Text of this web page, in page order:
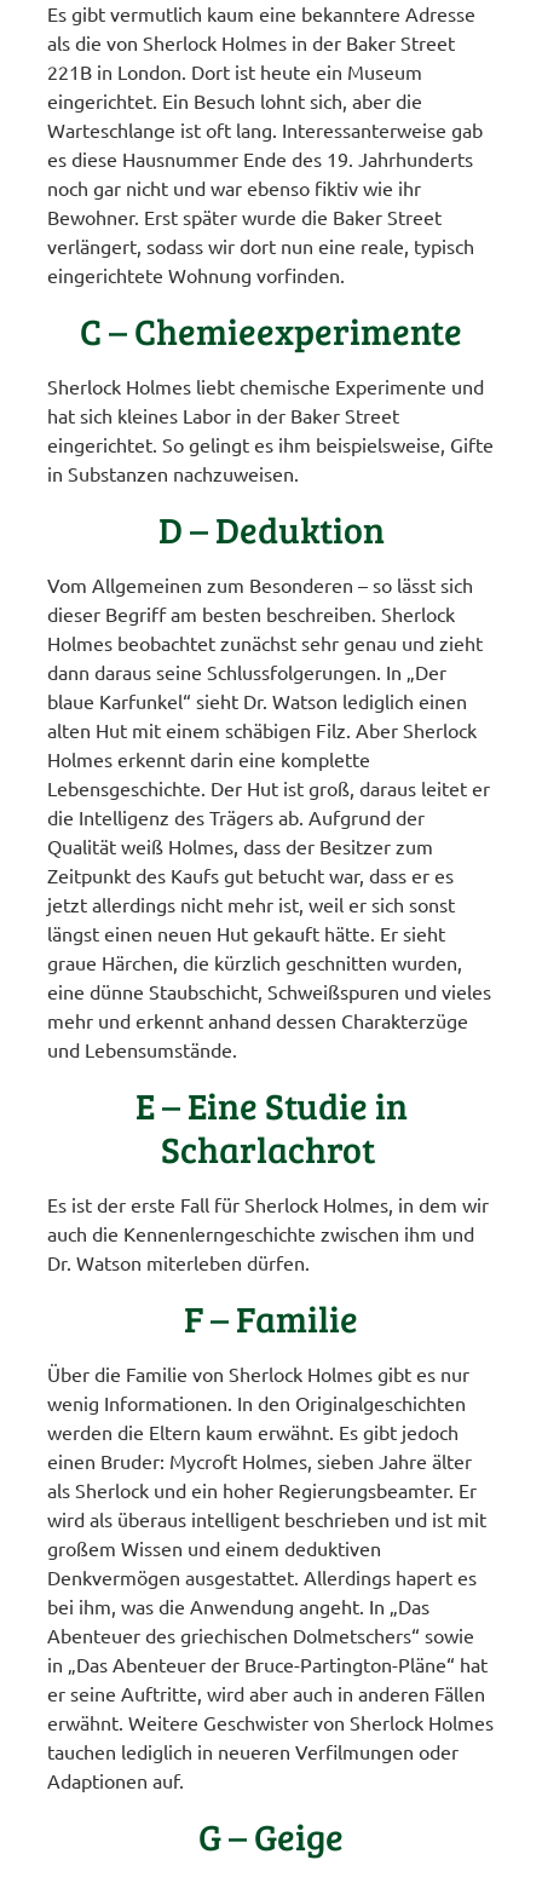
Es gibt vermutlich kaum eine bekanntere Adresse
als die von Sherlock Holmes in der Baker Street
221B in London. Dort ist heute ein Museum
eingerichtet. Ein Besuch lohnt sich, aber die
Warteschlange ist oft lang. Interessanterweise gab
es diese Hausnummer Ende des 19. Jahrhunderts
noch gar nicht und war ebenso fiktiv wie ihr
Bewohner. Erst später wurde die Baker Street
verlängert, sodass wir dort nun eine reale, typisch
eingerichtete Wohnung vorfinden.
C – Chemieexperimente
Sherlock Holmes liebt chemische Experimente und
hat sich kleines Labor in der Baker Street
eingerichtet. So gelingt es ihm beispielsweise, Gifte
in Substanzen nachzuweisen.
D – Deduktion
Vom Allgemeinen zum Besonderen – so lässt sich
dieser Begriff am besten beschreiben. Sherlock
Holmes beobachtet zunächst sehr genau und zieht
dann daraus seine Schlussfolgerungen. In „Der
blaue Karfunkel“ sieht Dr. Watson lediglich einen
alten Hut mit einem schäbigen Filz. Aber Sherlock
Holmes erkennt darin eine komplette
Lebensgeschichte. Der Hut ist groß, daraus leitet er
die Intelligenz des Trägers ab. Aufgrund der
Qualität weiß Holmes, dass der Besitzer zum
Zeitpunkt des Kaufs gut betucht war, dass er es
jetzt allerdings nicht mehr ist, weil er sich sonst
längst einen neuen Hut gekauft hätte. Er sieht
graue Härchen, die kürzlich geschnitten wurden,
eine dünne Staubschicht, Schweißspuren und vieles
mehr und erkennt anhand dessen Charakterzüge
und Lebensumstände.
E – Eine Studie in
Scharlachrot
Es ist der erste Fall für Sherlock Holmes, in dem wir
auch die Kennenlerngeschichte zwischen ihm und
Dr. Watson miterleben dürfen.
F – Familie
Über die Familie von Sherlock Holmes gibt es nur
wenig Informationen. In den Originalgeschichten
werden die Eltern kaum erwähnt. Es gibt jedoch
einen Bruder: Mycroft Holmes, sieben Jahre älter
als Sherlock und ein hoher Regierungsbeamter. Er
wird als überaus intelligent beschrieben und ist mit
großem Wissen und einem deduktiven
Denkvermögen ausgestattet. Allerdings hapert es
bei ihm, was die Anwendung angeht. In „Das
Abenteuer des griechischen Dolmetschers“ sowie
in „Das Abenteuer der Bruce-Partington-Pläne“ hat
er seine Auftritte, wird aber auch in anderen Fällen
erwähnt. Weitere Geschwister von Sherlock Holmes
tauchen lediglich in neueren Verfilmungen oder
Adaptionen auf.
G – Geige